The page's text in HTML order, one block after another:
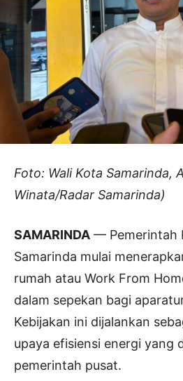
Foto: Wali Kota Samarinda,
Winata/Radar Samarinda)
SAMARINDA — Pemerintah
Samarinda mulai
rumah atau Work From
dalam sepekan bagi
Kebijakan ini dijalankan
upaya efisiensi energi yang
pemerintah pusat.